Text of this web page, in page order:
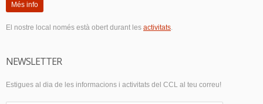
Més info
El nostre local només està obert durant les activitats.
NEWSLETTER
Estigues al dia de les informacions i activitats del CCL al teu correu!